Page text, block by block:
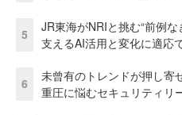
5
JR東海がNRIと挑む“前例
支えるAI活用と変化に適応
6
未曾有のトレンドが押し寄
重圧に悩むセキュリティリ